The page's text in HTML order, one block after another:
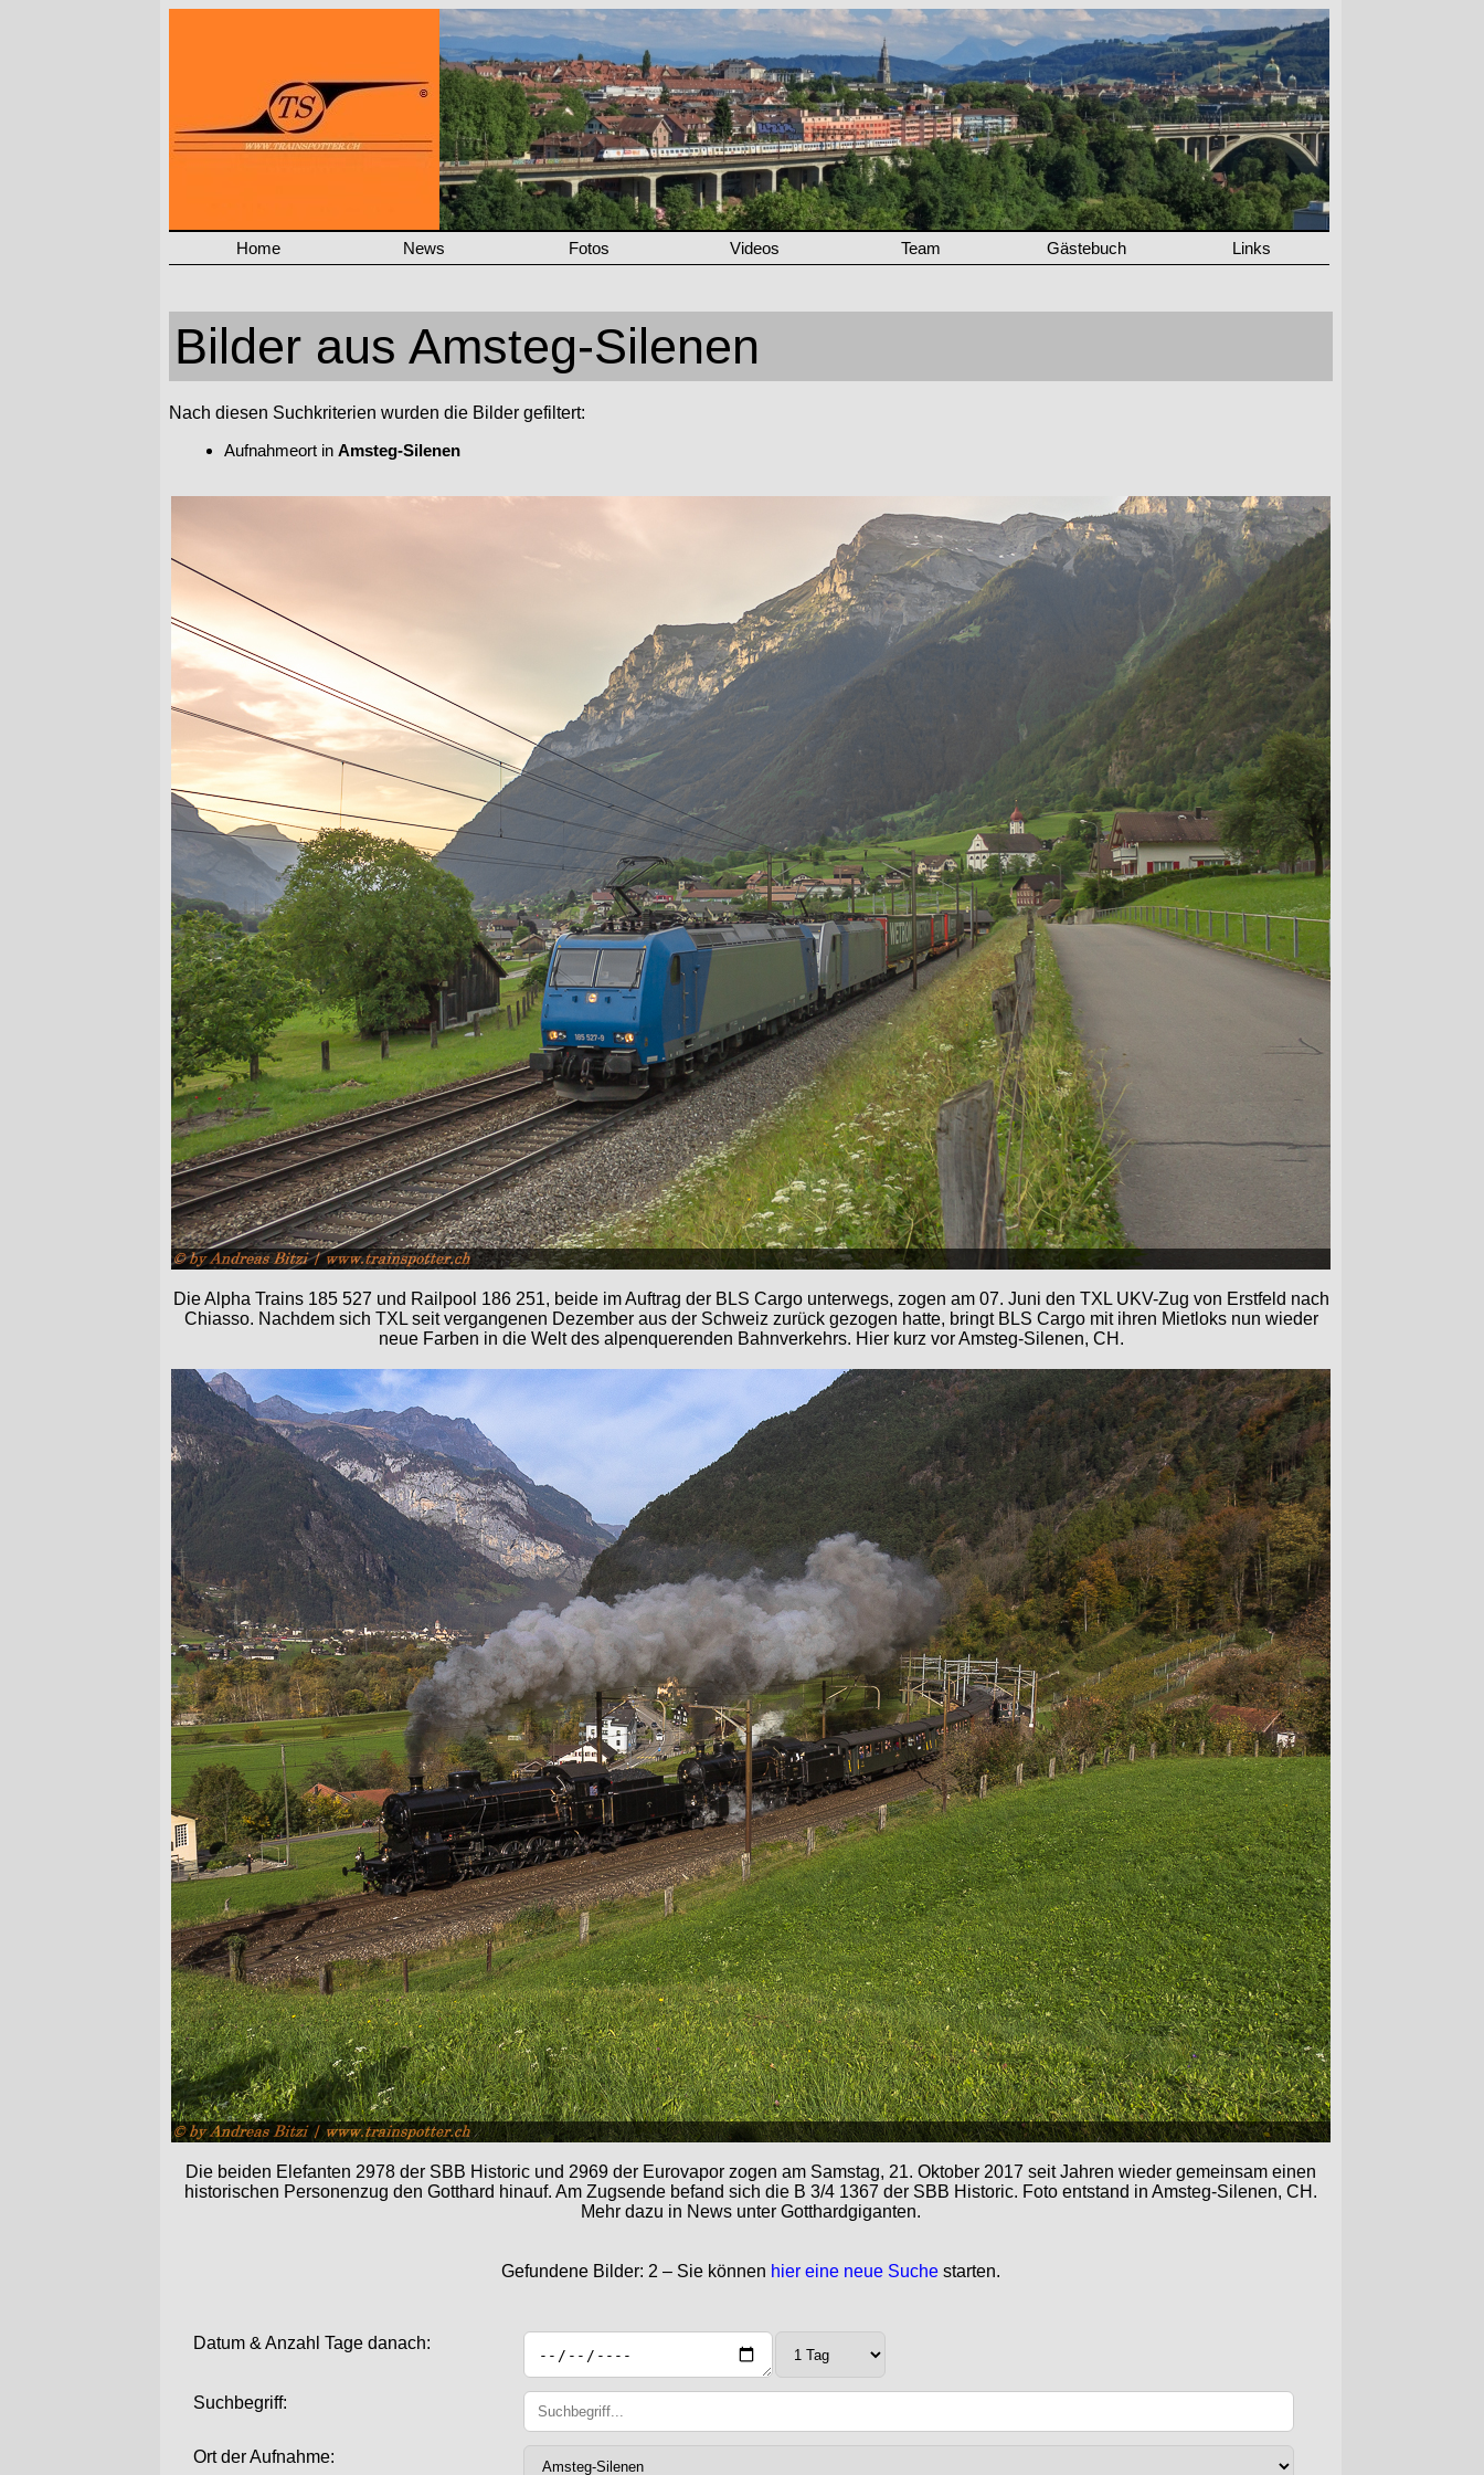
Home News Fotos Videos Team Gästebuch Links
Bilder aus Amsteg-Silenen
Nach diesen Suchkriterien wurden die Bilder gefiltert:
Aufnahmeort in Amsteg-Silenen
Die Alpha Trains 185 527 und Railpool 186 251, beide im Auftrag der BLS Cargo unterwegs, zogen am 07. Juni den TXL UKV-Zug von Erstfeld nach
Chiasso. Nachdem sich TXL seit vergangenen Dezember aus der Schweiz zurück gezogen hatte, bringt BLS Cargo mit ihren Mietloks nun wieder
neue Farben in die Welt des alpenquerenden Bahnverkehrs. Hier kurz vor Amsteg-Silenen, CH.
Die beiden Elefanten 2978 der SBB Historic und 2969 der Eurovapor zogen am Samstag, 21. Oktober 2017 seit Jahren wieder gemeinsam einen
historischen Personenzug den Gotthard hinauf. Am Zugsende befand sich die B 3/4 1367 der SBB Historic. Foto entstand in Amsteg-Silenen, CH.
Mehr dazu in News unter Gotthardgiganten.
Gefundene Bilder: 2 – Sie können hier eine neue Suche starten.
Datum & Anzahl Tage danach:
Suchbegriff:
Ort der Aufnahme: